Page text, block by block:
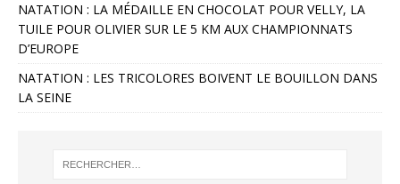
NATATION : LA MÉDAILLE EN CHOCOLAT POUR VELLY, LA
TUILE POUR OLIVIER SUR LE 5 KM AUX CHAMPIONNATS
D’EUROPE
NATATION : LES TRICOLORES BOIVENT LE BOUILLON DANS
LA SEINE